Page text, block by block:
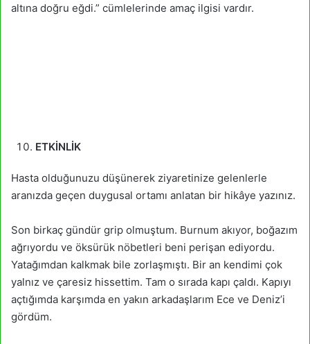
altına doğru eğdi.” cümlelerinde amaç ilgisi vardır.
ETKİNLİK
Hasta olduğunuzu düşünerek ziyaretinize gelenlerle
aranızda geçen duygusal ortamı anlatan bir hikâye yazınız.
Son birkaç gündür grip olmuştum. Burnum akıyor, boğazım
ağrıyordu ve öksürük nöbetleri beni perişan ediyordu.
Yatağımdan kalkmak bile zorlaşmıştı. Bir an kendimi çok
yalnız ve çaresiz hissettim. Tam o sırada kapı çaldı. Kapıyı
açtığımda karşımda en yakın arkadaşlarım Ece ve Deniz’i
gördüm.